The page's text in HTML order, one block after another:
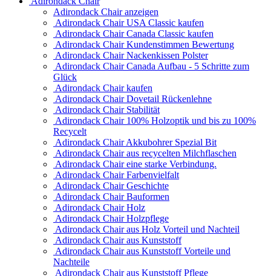
Adirondack Chair anzeigen
Adirondack Chair USA Classic kaufen
Adirondack Chair Canada Classic kaufen
Adirondack Chair Kundenstimmen Bewertung
Adirondack Chair Nackenkissen Polster
Adirondack Chair Canada Aufbau - 5 Schritte zum
Glück
Adirondack Chair kaufen
Adirondack Chair Dovetail Rückenlehne
Adirondack Chair Stabilität
Adirondack Chair 100% Holzoptik und bis zu 100%
Recycelt
Adirondack Chair Akkubohrer Spezial Bit
Adirondack Chair aus recycelten Milchflaschen
Adirondack Chair eine starke Verbindung.
Adirondack Chair Farbenvielfalt
Adirondack Chair Geschichte
Adirondack Chair Bauformen
Adirondack Chair Holz
Adirondack Chair Holzpflege
Adirondack Chair aus Holz Vorteil und Nachteil
Adirondack Chair aus Kunststoff
Adirondack Chair aus Kunststoff Vorteile und
Nachteile
Adirondack Chair aus Kunststoff Pflege